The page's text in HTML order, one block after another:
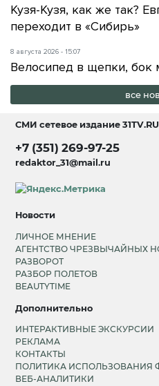
Кузя-Кузя, как же так?
переходит в «Сибирь»
8 августа 2026 - 15:07
Велосипед в щепки, бок
все
СМИ сетевое издание31TV.RU
+7 (351) 269-97-25
redaktor_31@mail.ru
Новости
ЛИЧНОЕ МНЕНИЕ
АГЕНТСТВО ЧРЕЗВЫЧАЙНЫХ
РАЗВОРОТ
РАЗБОР ПОЛЕТОВ
BEAUTYTIME
Дополнительно
ИНТЕРАКТИВНЫЕ ЭКСКУРСИИ
РЕКЛАМА
КОНТАКТЫ
ПОЛИТИКА ИСПОЛЬЗОВАНИЯ
ВЕБ-АНАЛИТИКИ